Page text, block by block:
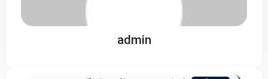
admin